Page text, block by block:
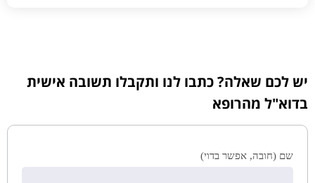
יש לכם שאלה? כתבו לנו ותקבלו תשובה אישית
בדוא"ל מהרופא
שם (חובה, אפשר בדוי)